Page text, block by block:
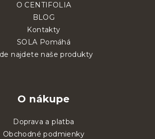
O CENTIFOLIA
BLOG
Kontakty
SOLA Pomáhá
najdete naše produkty
O nákupe
Doprava a platba
Obchodné podmienky